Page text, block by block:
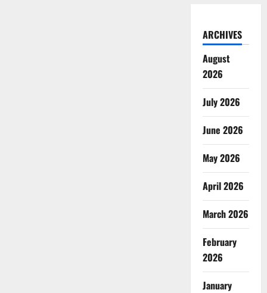
ARCHIVES
August
2026
July 2026
June 2026
May 2026
April 2026
March 2026
February
2026
January